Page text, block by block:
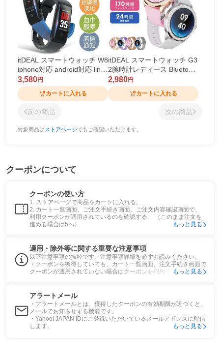
itDEAL スマートウォッチ W8
iphone対応 android対応 line
対応 活動量計心拍計IP68防
水 腕時計レディース メンズ
スマートブレスレット 睡眠
検測 皮膚温変動
3,580円
カートに入れる
itDEAL スマートウォッチ G3
2腕時計レディース Bluetooth
通話 皮膚温変動測定 大画面 I
P68防水 心拍計 歩数計 血中
酸素 血圧測定 GPS運動記録
2,980円
カートに入れる
前の商品 次の商品
対象商品はストアページでもご確認いただけます。
クーポンについて
クーポンの使い方
1. ストアページで商品をカートに入れる。
2. カート一覧画面、ご注文手続き画面、ご注文内容確認画面で、
利用クーポンが適用されているのを確認する。 （このまま注文を
進める場合は5へ）
もっと見る
適用・除外等に関する重要な注意事項
以下注意事項の抜粋です。注意事項詳細を必ずお読みください。
・クーポンを獲得していても、カート一覧画面、注文手続き画面で
クーポンが適用されていない場合はクーポンを利用できません。
もっと見る
アラートメール
・アラートメールとは、獲得したクーポンの有効期限が近づくと、
メールでお知らせする機能です。
・Yahoo! JAPAN IDにご登録いただいているメールアドレスに配信
します。
もっと見る